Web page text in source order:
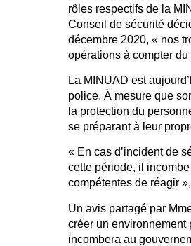
rôles respectifs de la
Conseil de sécurité
décembre 2020, « nos
opérations à compter
La MINUAD est
police. À mesure que
la protection du
se préparant à leur
« En cas d’incident de
cette période, il
compétentes de réagir
Un avis partagé par
créer un
incombera au